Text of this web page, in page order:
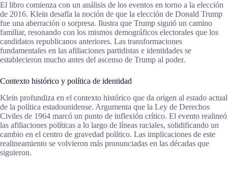
El libro comienza con un análisis de los eventos en torno a la elección
de 2016. Klein desafía la noción de que la elección de Donald Trump
fue una aberración o sorpresa. Ilustra que Trump siguió un camino
familiar, resonando con los mismos demográficos electorales que los
candidatos republicanos anteriores. Las transformaciones
fundamentales en las afiliaciones partidistas e identidades se
establecieron mucho antes del ascenso de Trump al poder.
Contexto histórico y política de identidad
Klein profundiza en el contexto histórico que da origen al estado actual
de la política estadounidense. Argumenta que la Ley de Derechos
Civiles de 1964 marcó un punto de inflexión crítico. El evento realineó
las afiliaciones políticas a lo largo de líneas raciales, solidificando un
cambio en el centro de gravedad político. Las implicaciones de este
realineamiento se volvieron más pronunciadas en las décadas que
siguieron.